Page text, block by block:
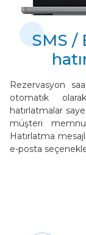
SMS /
Rezervasyon
otomatik
hatırlatmalar
müşteri
Hatırlatma
e-posta